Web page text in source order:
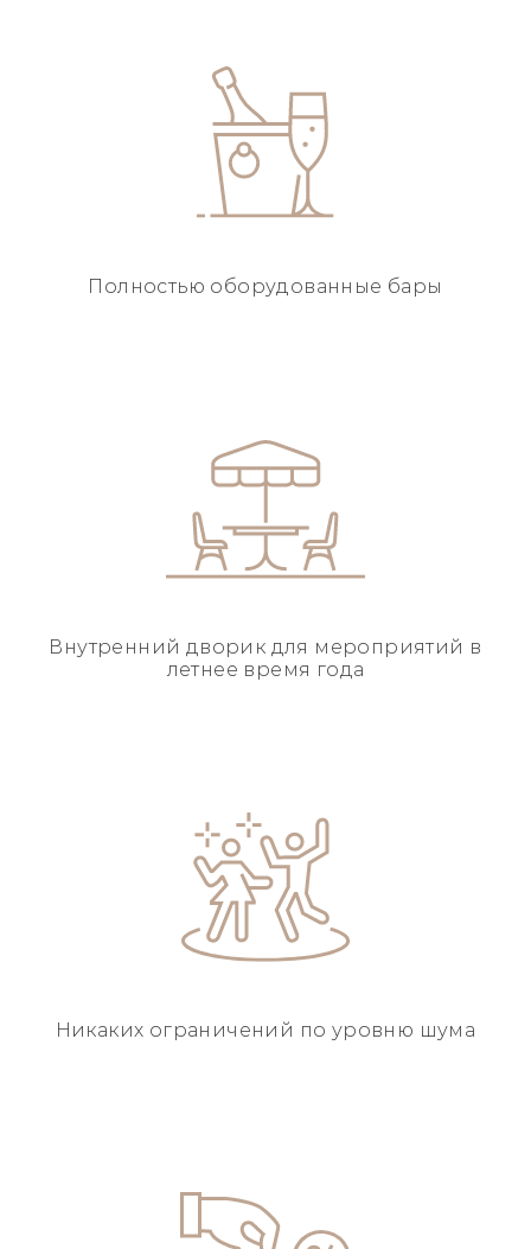
Полностью оборудованные бары
Внутренний дворик для мероприятий в
летнее время года
Никаких ограничений по уровню шума